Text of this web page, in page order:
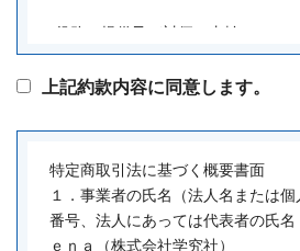
第2条 乙は、甲に対し、乙の定める
ムの中から甲が選択した本科登録書
2 甲は、乙に対し、所定の授業料、
める方法により、納入期限までに支
(学習指導の形態)
第3条 契約書記載の指導形態につい
上記約款内容に同意します。
特定商取引法に基づく概要書面
１．事業者の氏名（法人名または
番号、法人にあっては代表者の氏名
ｅｎａ（株式会社学究社）